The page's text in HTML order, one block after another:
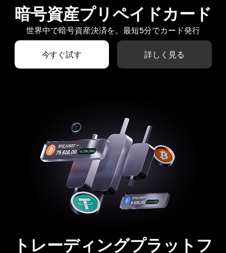
暗号資産プリペイドカード
世界中で暗号資産決済を。最短5分でカード発行
今すぐ試す 詳しく見る
トレーディングプラットフ